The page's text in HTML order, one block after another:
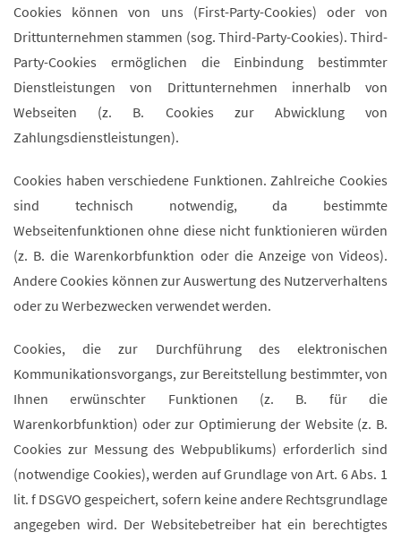
Cookies können von uns (First-Party-Cookies) oder von
Drittunternehmen stammen (sog. Third-Party-Cookies). Third-
Party-Cookies ermöglichen die Einbindung bestimmter
Dienstleistungen von Drittunternehmen innerhalb von
Webseiten (z. B. Cookies zur Abwicklung von
Zahlungsdienstleistungen).
Cookies haben verschiedene Funktionen. Zahlreiche Cookies
sind technisch notwendig, da bestimmte
Webseitenfunktionen ohne diese nicht funktionieren würden
(z. B. die Warenkorbfunktion oder die Anzeige von Videos).
Andere Cookies können zur Auswertung des Nutzerverhaltens
oder zu Werbezwecken verwendet werden.
Cookies, die zur Durchführung des elektronischen
Kommunikationsvorgangs, zur Bereitstellung bestimmter, von
Ihnen erwünschter Funktionen (z. B. für die
Warenkorbfunktion) oder zur Optimierung der Website (z. B.
Cookies zur Messung des Webpublikums) erforderlich sind
(notwendige Cookies), werden auf Grundlage von Art. 6 Abs. 1
lit. f DSGVO gespeichert, sofern keine andere Rechtsgrundlage
angegeben wird. Der Websitebetreiber hat ein berechtigtes